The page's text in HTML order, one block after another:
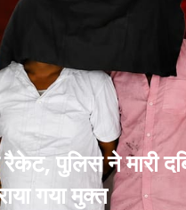
पुलिस ने मारी
गया मुक्त